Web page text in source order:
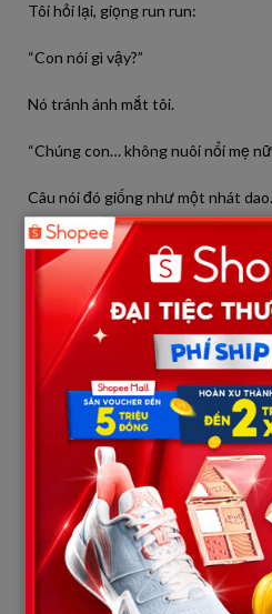
Tôi hỏi lại, giọng run run:
“Con nói gì vậy?”
Nó tránh ánh mắt tôi.
“Chúng con… không nuôi nổi mẹ
Câu nói đó giống như một nhát dao.
Tôi tưởng mình nghe nhầm.
“Con… nói cái gì?”
Hùng thở dài.
“Nhà con chật. Con còn hai đứa
thứ…”
Nó dừng lại một chút.
“Lan cũng nói… nếu mẹ lên ở thì chi
Tôi nhìn đứa con trai mình đã sinh
năm.